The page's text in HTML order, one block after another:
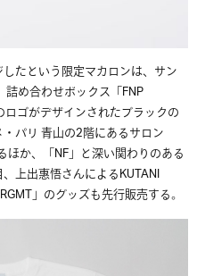
たという限定マカロンは、サン
め合わせボックス「FNP
ロゴがデザインされたブラックの
パリ 青山の2階にあるサロン
か、「NF」と深い関わりのある
上出惠悟さんによるKUTANI
」のグッズも先行販売する。